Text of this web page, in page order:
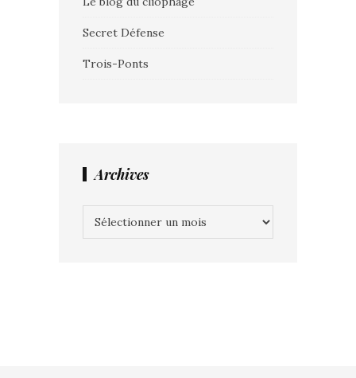
Secret Défense
Trois-Ponts
Archives